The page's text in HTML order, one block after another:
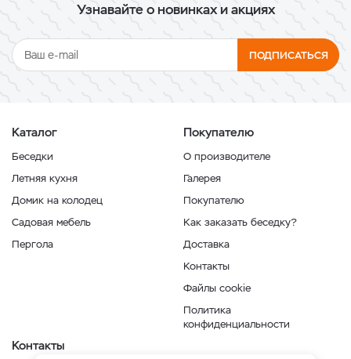
Узнавайте о новинках и акциях
ПОДПИСАТЬСЯ
Каталог
Беседки
Летняя кухня
Домик на колодец
Садовая мебель
Пергола
Покупателю
О производителе
Галерея
Покупателю
Как заказать беседку?
Доставка
Контакты
Файлы cookie
Политика
конфиденциальности
Контакты